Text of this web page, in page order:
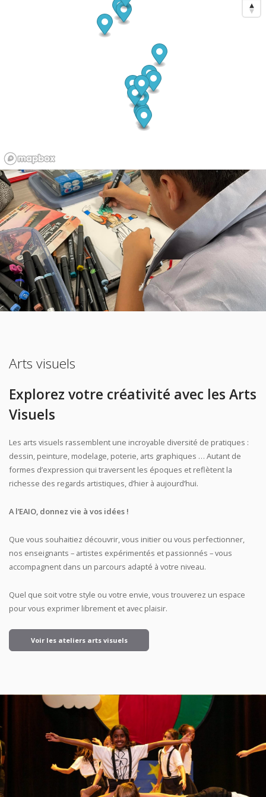
Arts visuels
Explorez votre créativité avec les Arts
Visuels
Les arts visuels rassemblent une incroyable diversité de pratiques :
dessin, peinture, modelage, poterie, arts graphiques … Autant de
formes d’expression qui traversent les époques et reflètent la
richesse des regards artistiques, d’hier à aujourd’hui.
A l’EAIO, donnez vie à vos idées !
Que vous souhaitiez découvrir, vous initier ou vous perfectionner,
nos enseignants – artistes expérimentés et passionnés – vous
accompagnent dans un parcours adapté à votre niveau.
Quel que soit votre style ou votre envie, vous trouverez un espace
pour vous exprimer librement et avec plaisir.
Voir les ateliers arts visuels